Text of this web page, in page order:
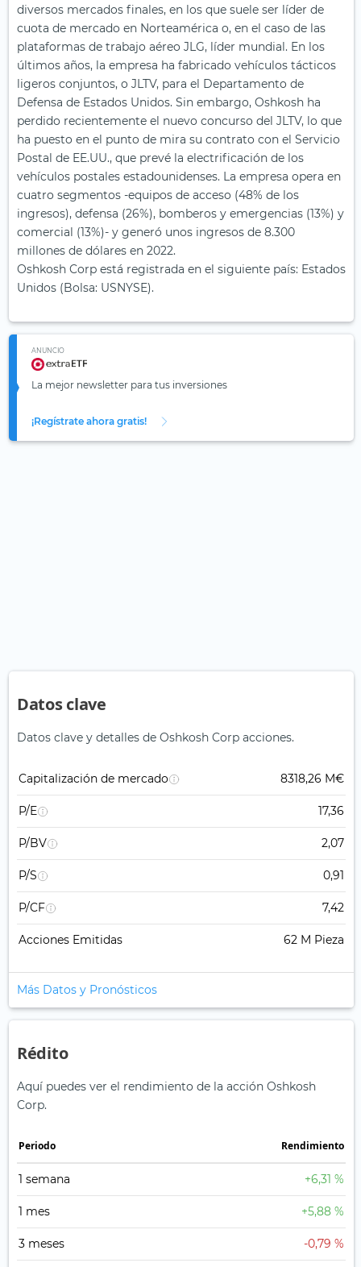
diversos mercados finales, en los que suele ser líder de
cuota de mercado en Norteamérica o, en el caso de las
plataformas de trabajo aéreo JLG, líder mundial. En los
últimos años, la empresa ha fabricado vehículos tácticos
ligeros conjuntos, o JLTV, para el Departamento de
Defensa de Estados Unidos. Sin embargo, Oshkosh ha
perdido recientemente el nuevo concurso del JLTV, lo que
ha puesto en el punto de mira su contrato con el Servicio
Postal de EE.UU., que prevé la electrificación de los
vehículos postales estadounidenses. La empresa opera en
cuatro segmentos -equipos de acceso (48% de los
ingresos), defensa (26%), bomberos y emergencias (13%) y
comercial (13%)- y generó unos ingresos de 8.300
millones de dólares en 2022.
Oshkosh Corp está registrada en el siguiente país: Estados
Unidos (Bolsa: USNYSE).
ANUNCIO
La mejor newsletter para tus inversiones
¡Regístrate ahora gratis!
Datos clave
Datos clave y detalles de Oshkosh Corp acciones.
Capitalización de mercado 8318,26 M€
P/E 17,36
P/BV 2,07
P/S 0,91
P/CF 7,42
Acciones Emitidas 62 M Pieza
Más Datos y Pronósticos
Rédito
Aquí puedes ver el rendimiento de la acción Oshkosh
Corp.
Periodo Rendimiento
1 semana +6,31 %
1 mes +5,88 %
3 meses -0,79 %